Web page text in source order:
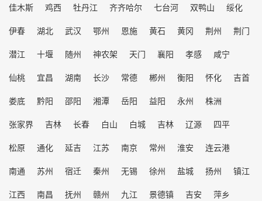
佳木斯
鸡西 牡丹江 齐齐哈尔 七台河 双鸭山
绥化
伊春
湖北 武汉 鄂州 恩施 黄石 黄冈 荆州
荆门
潜江
十堰 随州 神农架 天门 襄阳 孝感
咸宁
仙桃
宜昌 湖南 长沙 常德 郴州 衡阳 怀化
吉首
娄底
黔阳 邵阳 湘潭 岳阳 益阳 永州
株洲
张家界
吉林 长春 白山 白城 吉林 辽源
四平
松原
通化 延吉 江苏 南京 常州 淮安
连云港
南通
苏州 宿迁 秦州 无锡 徐州 盐城 扬州
镇江
江西
南昌 抚州 赣州 九江 景德镇 吉安
萍乡